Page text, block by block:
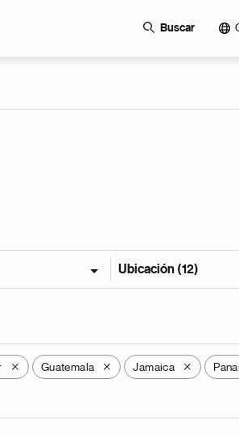
Buscar
Ubicación (12)
X Guatemala X Jamaica X